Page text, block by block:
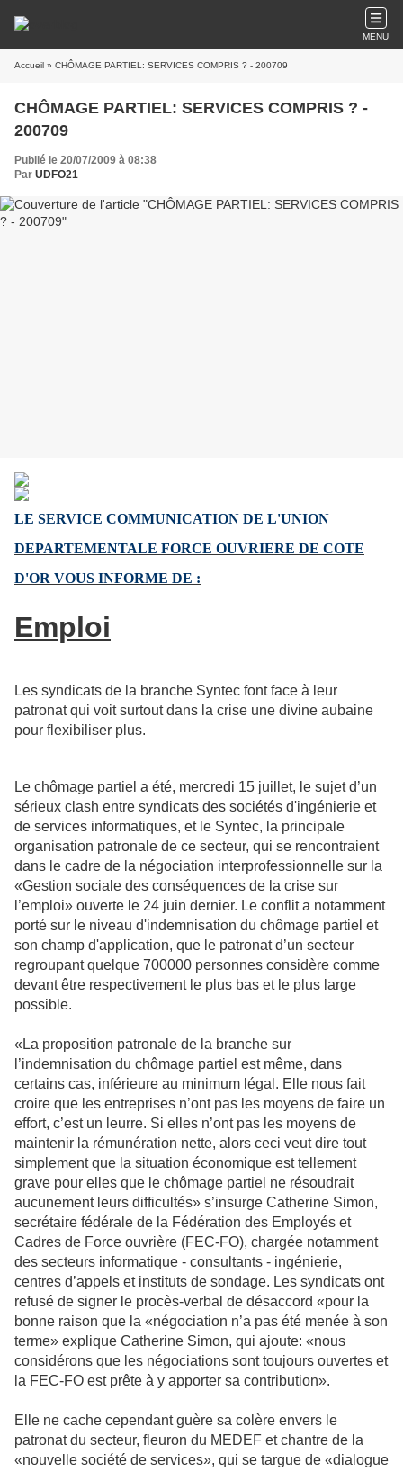
MENU
Accueil » CHÔMAGE PARTIEL: SERVICES COMPRIS ? - 200709
CHÔMAGE PARTIEL: SERVICES COMPRIS ? -
200709
Publié le 20/07/2009 à 08:38
Par UDFO21
LE SERVICE COMMUNICATION DE L'UNION
DEPARTEMENTALE FORCE OUVRIERE DE COTE
D'OR VOUS INFORME DE :
Emploi
Les syndicats de la branche Syntec font face à leur
patronat qui voit surtout dans la crise une divine aubaine
pour flexibiliser plus.
Le chômage partiel a été, mercredi 15 juillet, le sujet d’un
sérieux clash entre syndicats des sociétés d'ingénierie et
de services informatiques, et le Syntec, la principale
organisation patronale de ce secteur, qui se rencontraient
dans le cadre de la négociation interprofessionnelle sur la
«Gestion sociale des conséquences de la crise sur
l’emploi» ouverte le 24 juin dernier. Le conflit a notamment
porté sur le niveau d'indemnisation du chômage partiel et
son champ d'application, que le patronat d’un secteur
regroupant quelque 700000 personnes considère comme
devant être respectivement le plus bas et le plus large
possible.
«La proposition patronale de la branche sur
l’indemnisation du chômage partiel est même, dans
certains cas, inférieure au minimum légal. Elle nous fait
croire que les entreprises n’ont pas les moyens de faire un
effort, c’est un leurre. Si elles n’ont pas les moyens de
maintenir la rémunération nette, alors ceci veut dire tout
simplement que la situation économique est tellement
grave pour elles que le chômage partiel ne résoudrait
aucunement leurs difficultés» s’insurge Catherine Simon,
secrétaire fédérale de la Fédération des Employés et
Cadres de Force ouvrière (FEC-FO), chargée notamment
des secteurs informatique - consultants - ingénierie,
centres d’appels et instituts de sondage. Les syndicats ont
refusé de signer le procès-verbal de désaccord «pour la
bonne raison que la «négociation n’a pas été menée à son
terme» explique Catherine Simon, qui ajoute: «nous
considérons que les négociations sont toujours ouvertes et
la FEC-FO est prête à y apporter sa contribution».
Elle ne cache cependant guère sa colère envers le
patronat du secteur, fleuron du MEDEF et chantre de la
«nouvelle société de services», qui se targue de «dialogue